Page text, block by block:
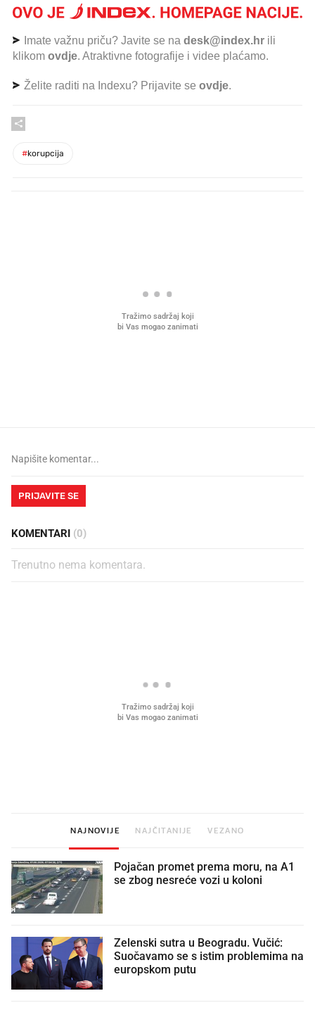
Imate važnu priču? Javite se na desk@index.hr ili
klikom ovdje. Atraktivne fotografije i videe plaćamo.
Želite raditi na Indexu? Prijavite se ovdje.
#korupcija
PRIJAVITE SE
KOMENTARI (0)
Trenutno nema komentara.
NAJNOVIJE NAJČITANIJE VEZANO
Pojačan promet prema moru, na A1
se zbog nesreće vozi u koloni
Zelenski sutra u Beogradu. Vučić:
Suočavamo se s istim problemima na
europskom putu